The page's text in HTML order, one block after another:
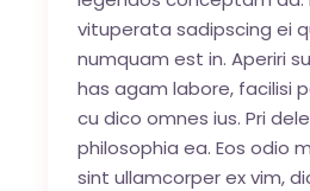
vituperata sadipscing ei
numquam est in. Aperiri
has agam labore, facilisi
cu dico omnes ius. Pri
philosophia ea. Eos odio
sint ullamcorper ex vim,